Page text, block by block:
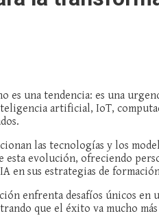
es una tendencia: es una
artificial, IoT,
las tecnologías y los
esta evolución, ofreciendo
en sus estrategias de
enfrenta desafíos únicos en
que el éxito va mucho